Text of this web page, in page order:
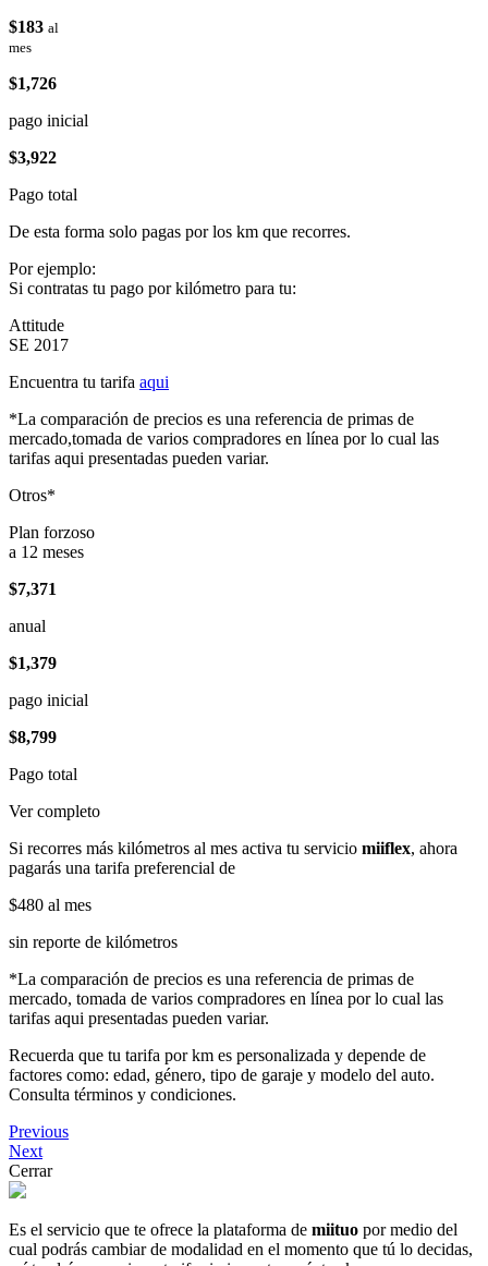
$183 al
mes
$1,726
pago inicial
$3,922
Pago total
De esta forma solo pagas por los km que recorres.
Por ejemplo:
Si contratas tu pago por kilómetro para tu:
Attitude
SE 2017
Encuentra tu tarifa aqui
*La comparación de precios es una referencia de primas de
mercado,tomada de varios compradores en línea por lo cual las
tarifas aqui presentadas pueden variar.
Otros*
Plan forzoso
a 12 meses
$7,371
anual
$1,379
pago inicial
$8,799
Pago total
Ver completo
Si recorres más kilómetros al mes activa tu servicio miiflex, ahora
pagarás una tarifa preferencial de
$480 al mes
sin reporte de kilómetros
*La comparación de precios es una referencia de primas de
mercado, tomada de varios compradores en línea por lo cual las
tarifas aqui presentadas pueden variar.
Recuerda que tu tarifa por km es personalizada y depende de
factores como: edad, género, tipo de garaje y modelo del auto.
Consulta términos y condiciones.
Previous
Next
Cerrar
Es el servicio que te ofrece la plataforma de miituo por medio del
cual podrás cambiar de modalidad en el momento que tú lo decidas,